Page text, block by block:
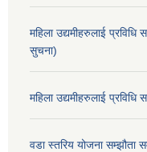
महिला उद्यमीहरुलाई
सुचना)
महिला उद्यमीहरुलाई प्रविधि
वडा स्तरिय योजना सम्झौता